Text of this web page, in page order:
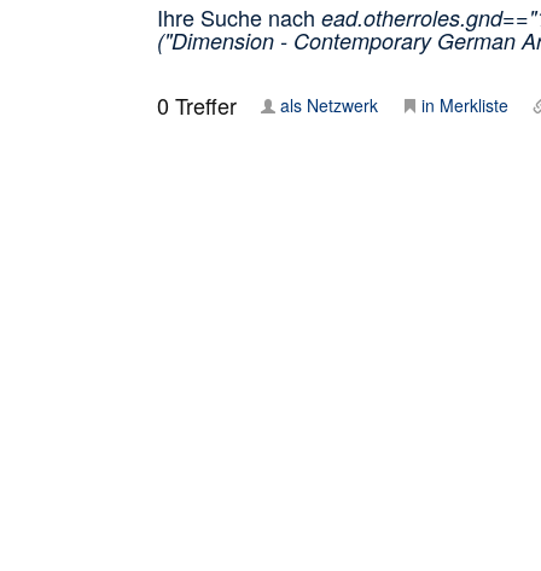
Ihre Suche nach
("Dimension - Contemporary German
0Treffer als Netzwerk in Merkliste